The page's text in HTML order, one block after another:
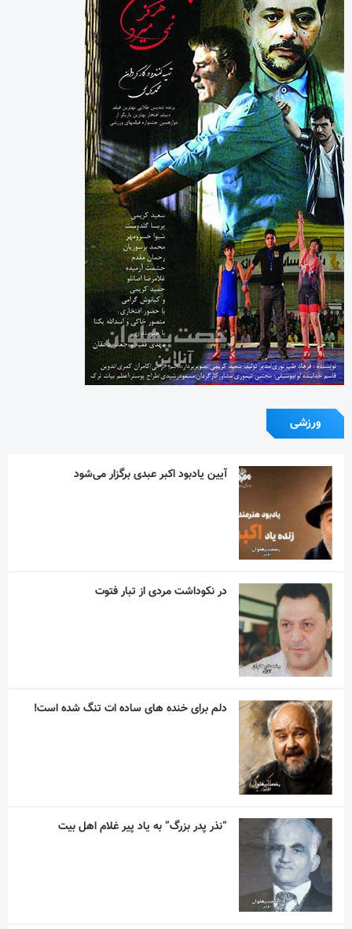
ورزشی
آیین یادبود اکبر عبدی برگزار می‌شود
در نکوداشت مردی از تبار فتوت
دلم برای خنده های ساده ات تنگ شده است!
“نذر پدر بزرگ” به یاد پیر غلام اهل بیت